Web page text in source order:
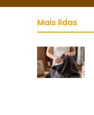
Mais lidas